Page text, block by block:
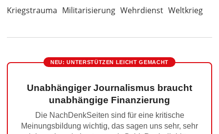
Kriegstrauma Militarisierung Wehrdienst Weltkrieg
NEU: UNTERSTÜTZEN LEICHT GEMACHT
Unabhängiger Journalismus braucht
unabhängige Finanzierung
Die NachDenkSeiten sind für eine kritische
Meinungsbildung wichtig, das sagen uns sehr, sehr